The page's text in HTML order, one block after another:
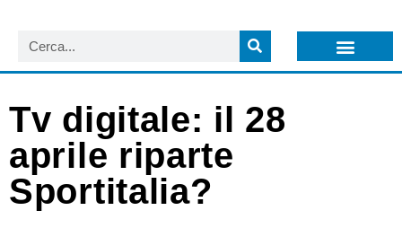
Tv digitale: il 28
aprile riparte
Sportitalia?